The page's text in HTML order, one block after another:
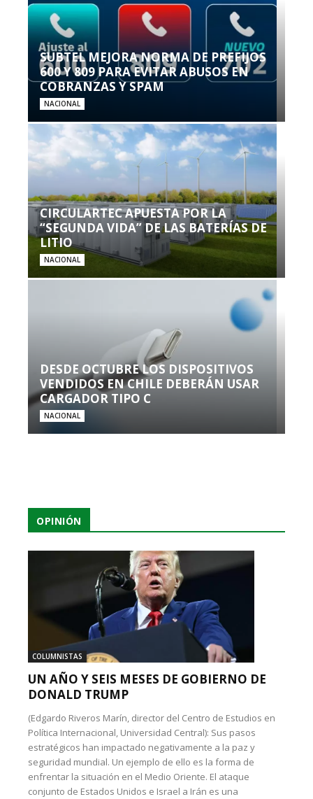
SUBTEL MEJORA NORMA DE PREFIJOS
600 Y 809 PARA EVITAR ABUSOS EN
COBRANZAS Y SPAM
NACIONAL
CIRCULARTEC APUESTA POR LA
“SEGUNDA VIDA” DE LAS BATERÍAS DE
LITIO
NACIONAL
DESDE OCTUBRE LOS DISPOSITIVOS
VENDIDOS EN CHILE DEBERÁN USAR
CARGADOR TIPO C
NACIONAL
OPINIÓN
COLUMNISTAS
UN AÑO Y SEIS MESES DE GOBIERNO DE
DONALD TRUMP
(Edgardo Riveros Marín, director del Centro de Estudios en
Política Internacional, Universidad Central): Sus pasos
estratégicos han impactado negativamente a la paz y
seguridad mundial. Un ejemplo de ello es la forma de
enfrentar la situación en el Medio Oriente. El ataque
conjunto de Estados Unidos e Israel a Irán es una